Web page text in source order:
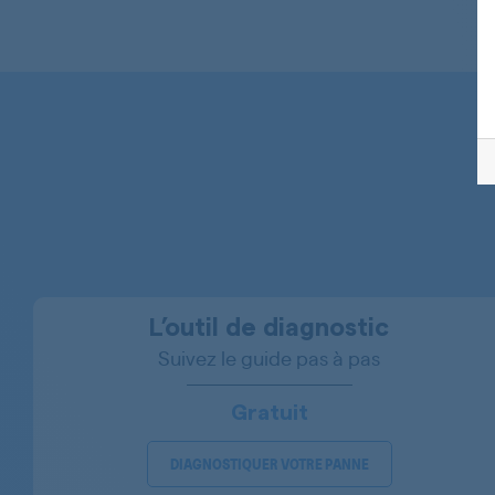
BAUKNECHT
BAUKNECHT
BAUKNECHT
L’outil de diagnostic
Suivez le guide pas à pas
Gratuit
DIAGNOSTIQUER VOTRE PANNE